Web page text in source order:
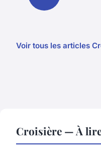
Voir tous les articles
Croisière — À